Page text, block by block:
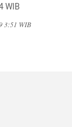
WIB
3:51 WIB